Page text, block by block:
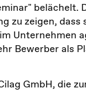
belächelt.
zu zeigen, dass
Unternehmen
Bewerber als
GmbH, die